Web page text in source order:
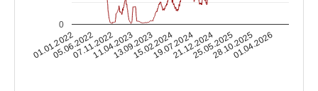
01.01.2022
05.06.2022
07.11.2022
11.04.2023
13.09.2023
15.02.2024
19.07.2024
21.12.2024
25.05.2025
28.10.2025
01.04.2026
0